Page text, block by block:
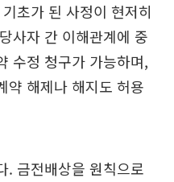
초가 된 사정이 현저히
사자 간 이해관계에 중
수정 청구가 가능하며,
약 해제나 해지도 허용
. 금전배상을 원칙으로